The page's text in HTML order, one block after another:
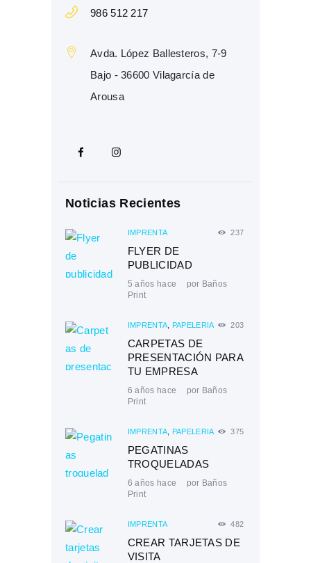
986 512 217
Avda. López Ballesteros, 7-9
Bajo - 36600 Vilagarcía de
Arousa
Noticias Recientes
IMPRENTA 237
FLYER DE
PUBLICIDAD
5 años hace por Baños
Print
IMPRENTA PAPELERÍA 203
CARPETAS DE
PRESENTACIÓN PARA
TU EMPRESA
6 años hace por Baños
Print
IMPRENTA PAPELERÍA 375
PEGATINAS
TROQUELADAS
6 años hace por Baños
Print
IMPRENTA 482
CREAR TARJETAS DE
VISITA